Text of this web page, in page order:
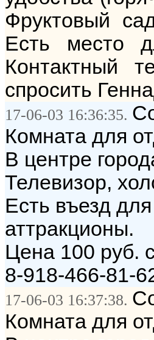
Фруктовый
Есть место
Контактный
спросить
17-06-03 16:36:35.
Комната для
В центре
Телевизор,
Есть въезд
аттракционы.
Цена 100 руб.
8-918-466-81-
17-06-03 16:37:38.
Комната для